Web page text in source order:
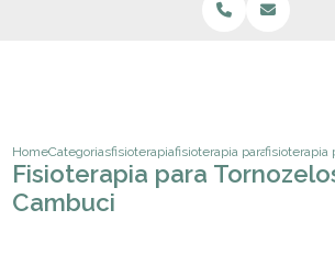
HomeCategoriasfisioterapiafisioterapia para ombros
fisioterapia
Fisioterapia para
Cambuci